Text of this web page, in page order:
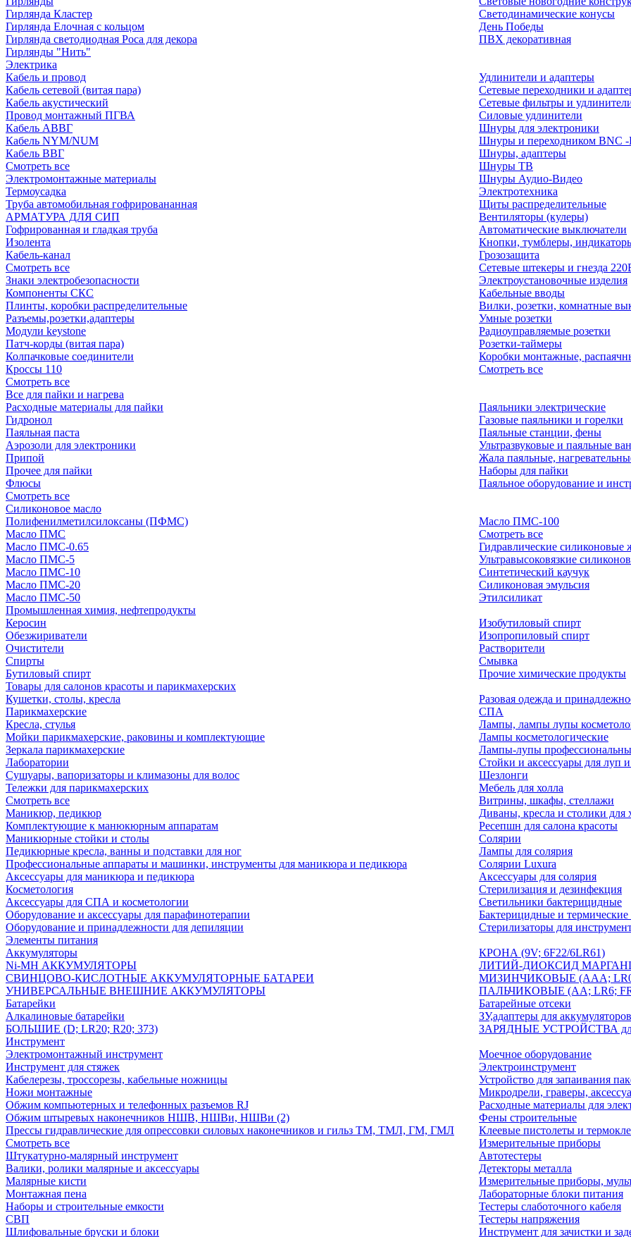
Гирлянда Кластер
Гирлянда Елочная с кольцом
Гирлянда светодиодная Роса для декора
Гирлянды "Нить"
Светодинамические конусы
День Победы
ПВХ декоративная
Электрика
Кабель и провод
Кабель сетевой (витая пара)
Кабель акустический
Провод монтажный ПГВА
Кабель АВВГ
Кабель NYM/NUM
Кабель ВВГ
Смотреть все
Электромонтажные материалы
Термоусадка
Труба автомобильная гофрировананная
АРМАТУРА ДЛЯ СИП
Гофрированная и гладкая труба
Изолента
Кабель-канал
Смотреть все
Знаки электробезопасности
Компоненты СКС
Плинты, коробки распределительные
Разъемы,розетки,адаптеры
Модули keystone
Патч-корды (витая пара)
Колпачковые соединители
Кроссы 110
Смотреть все
Удлинители и адаптеры
Сетевые переходники и
Сетевые фильтры и
Силовые удлинители
Шнуры для электроники
Шнуры и переходником BNC
Шнуры, адаптеры
Шнуры ТВ
Шнуры Аудио-Видео
Электротехника
Щиты распределительные
Вентиляторы (кулеры)
Автоматические выключатели
Кнопки, тумблеры,
Грозозащита
Сетевые штекеры и гнезда
Электроустановочные изделия
Кабельные вводы
Вилки, розетки, комнатные
Умные розетки
Радиоуправляемые розетки
Розетки-таймеры
Коробки монтажные,
Смотреть все
Все для пайки и нагрева
Расходные материалы для пайки
Гидронол
Паяльная паста
Аэрозоли для электроники
Припой
Прочее для пайки
Флюсы
Смотреть все
Паяльники электрические
Газовые паяльники и горелки
Паяльные станции, фены
Ультразвуковые и паяльные
Жала паяльные,
Наборы для пайки
Паяльное оборудование и
Силиконовое масло
Полифенилметилсилоксаны (ПФМС)
Масло ПМС
Масло ПМС-0.65
Масло ПМС-5
Масло ПМС-10
Масло ПМС-20
Масло ПМС-50
Масло ПМС-100
Смотреть все
Гидравлические силиконовые
Ультравысоковязкие
Синтетический каучук
Силиконовая эмульсия
Этилсиликат
Промышленная химия, нефтепродукты
Керосин
Обезжириватели
Очистители
Спирты
Бутиловый спирт
Изобутиловый спирт
Изопропиловый спирт
Растворители
Смывка
Прочие химические продукты
Товары для салонов красоты и парикмахерских
Кушетки, столы, кресла
Парикмахерские
Кресла, стулья
Мойки парикмахерские, раковины и комплектующие
Зеркала парикмахерские
Лаборатории
Сушуары, вапоризаторы и климазоны для волос
Тележки для парикмахерских
Смотреть все
Маникюр, педикюр
Комплектующие к манюкюрным аппаратам
Маникюрные стойки и столы
Педикюрные кресла, ванны и подставки для ног
Профессиональные аппараты и машинки, инструменты для маникюра и педикюра
Аксессуары для маникюра и педикюра
Косметология
Аксессуары для СПА и косметологии
Оборудование и аксессуары для парафинотерапии
Оборудование и принадлежности для депиляции
Разовая одежда и
СПА
Лампы, лампы лупы
Лампы косметологические
Лампы-лупы
Стойки и аксессуары для луп
Шезлонги
Мебель для холла
Витрины, шкафы, стеллажи
Диваны, кресла и столики для
Ресепшн для салона красоты
Солярии
Лампы для солярия
Солярии Luxura
Аксессуары для солярия
Стерилизация и дезинфекция
Светильники бактерицидные
Бактерицидные и
Стерилизаторы для
Элементы питания
Аккумуляторы
Ni-MH АККУМУЛЯТОРЫ
СВИНЦОВО-КИСЛОТНЫЕ АККУМУЛЯТОРНЫЕ БАТАРЕИ
УНИВЕРСАЛЬНЫЕ ВНЕШНИЕ АККУМУЛЯТОРЫ
Батарейки
Алкалиновые батарейки
БОЛЬШИЕ (D; LR20; R20; 373)
КРОНА (9V; 6F22/6LR61)
ЛИТИЙ-ДИОКСИД
МИЗИНЧИКОВЫЕ (AAA;
ПАЛЬЧИКОВЫЕ (AA; LR6;
Батарейные отсеки
ЗУ,адаптеры для аккумуляторов
ЗАРЯДНЫЕ УСТРОЙСТВА для
Инструмент
Электромонтажный инструмент
Инструмент для стяжек
Кабелерезы, троссорезы, кабельные ножницы
Ножи монтажные
Обжим компьютерных и телефонных разъемов RJ
Обжим штыревых наконечников НШВ, НШВи, НШВи (2)
Прессы гидравлические для опрессовки силовых наконечников и гильз ТМ, ТМЛ, ГМ, ГМЛ
Смотреть все
Штукатурно-малярный инструмент
Валики, ролики малярные и аксессуары
Малярные кисти
Монтажная пена
Наборы и строительные емкости
СВП
Шлифовальные бруски и блоки
Моечное оборудование
Электроинструмент
Устройство для запаивания
Микродрели, граверы,
Расходные материалы для
Фены строительные
Клеевые пистолеты и
Измерительные приборы
Автотестеры
Детекторы металла
Измерительные приборы,
Лабораторные блоки питания
Тестеры слаботочного кабеля
Тестеры напряжения
Инструмент для зачистки и